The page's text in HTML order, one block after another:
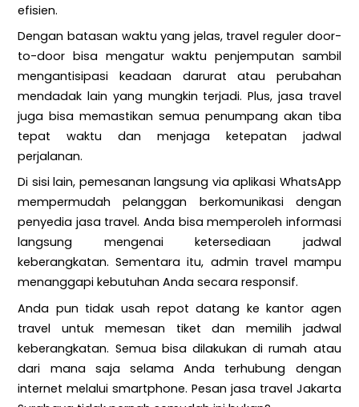
efisien.
Dengan batasan waktu yang jelas, travel reguler door-
to-door bisa mengatur waktu penjemputan sambil
mengantisipasi keadaan darurat atau perubahan
mendadak lain yang mungkin terjadi. Plus, jasa travel
juga bisa memastikan semua penumpang akan tiba
tepat waktu dan menjaga ketepatan jadwal
perjalanan.
Di sisi lain, pemesanan langsung via aplikasi WhatsApp
mempermudah pelanggan berkomunikasi dengan
penyedia jasa travel. Anda bisa memperoleh informasi
langsung mengenai ketersediaan jadwal
keberangkatan. Sementara itu, admin travel mampu
menanggapi kebutuhan Anda secara responsif.
Anda pun tidak usah repot datang ke kantor agen
travel untuk memesan tiket dan memilih jadwal
keberangkatan. Semua bisa dilakukan di rumah atau
dari mana saja selama Anda terhubung dengan
internet melalui smartphone. Pesan jasa travel Jakarta